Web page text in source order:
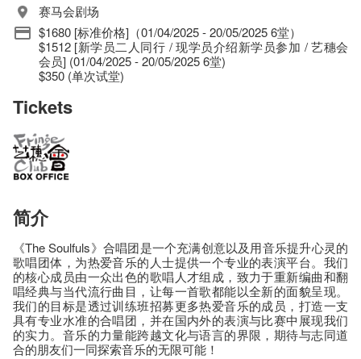
赛马会剧场
$1680 [标准价格]（01/04/2025 - 20/05/2025 6堂）
$1512 [新学员二人同行 / 现学员介绍新学员参加 / 艺穗会
会员] (01/04/2025 - 20/05/2025 6堂)
$350 (单次试堂)
Tickets
简介
《The Soulfuls》合唱团是一个充满创意以及用音乐提升心灵的
歌唱团体，为热爱音乐的人士提供一个专业的表演平台。我们
的核心成员由一众出色的歌唱人才组成，致力于重新编曲和翻
唱经典与当代流行曲目，让每一首歌都能以全新的面貌呈现。
我们的目标是透过训练班招募更多热爱音乐的成员，打造一支
具有专业水准的合唱团，并在国内外的表演与比赛中展现我们
的实力。音乐的力量能跨越文化与语言的界限，期待与志同道
合的朋友们一同探索音乐的无限可能！